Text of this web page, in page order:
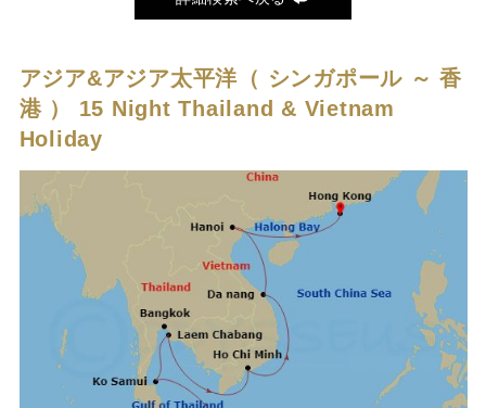
アジア&アジア太平洋（ シンガポール ～ 香
港 ） 15 Night Thailand & Vietnam
Holiday